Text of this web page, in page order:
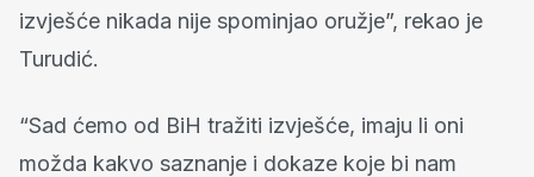
izvješće nikada nije spominjao oružje”, rekao je
Turudić.
“Sad ćemo od BiH tražiti izvješće, imaju li oni
možda kakvo saznanje i dokaze koje bi nam